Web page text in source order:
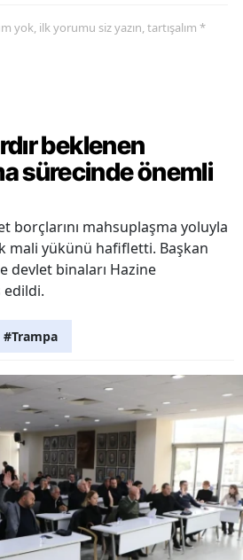
yok, ilk yorumu siz yazın, tartışalım *
beklenen
sürecinde önemli
borçlarını mahsuplaşma yoluyla
mali yükünü hafifletti. Başkan
devlet binaları Hazine
edildi.
#Trampa